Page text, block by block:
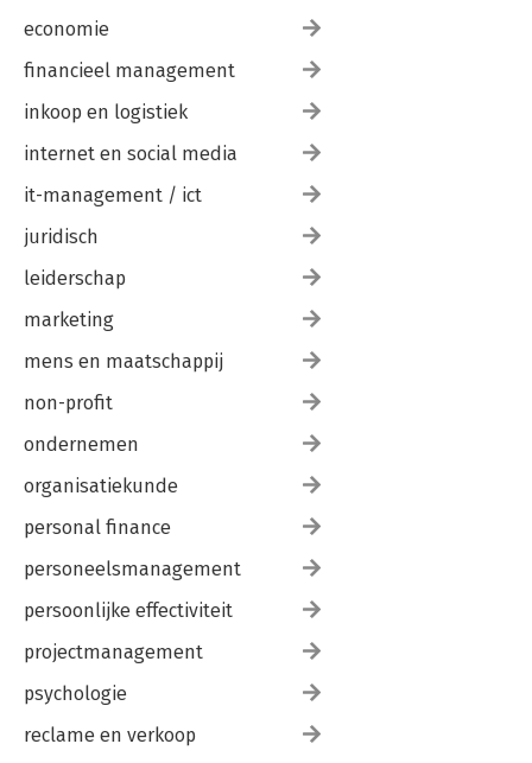
economie
financieel management
inkoop en logistiek
internet en social media
it-management / ict
juridisch
leiderschap
marketing
mens en maatschappij
non-profit
ondernemen
organisatiekunde
personal finance
personeelsmanagement
persoonlijke effectiviteit
projectmanagement
psychologie
reclame en verkoop